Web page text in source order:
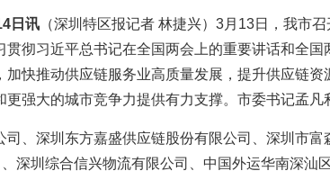
日讯 （深圳特区报记者 林捷兴）3月13日，我市
彻习近平总书记在全国两会上的重要讲话和全
快推动供应链服务业高质量发展，提升供应链
强大的城市竞争力提供有力支撑。市委书记孟凡
、深圳东方嘉盛供应链股份有限公司、深圳市
深圳综合信兴物流有限公司、中国外运华南深汕